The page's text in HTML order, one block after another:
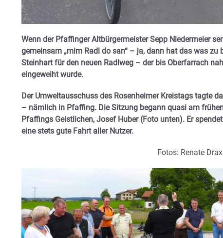
Wenn der Pfaffinger Altbürgermeister Sepp Niedermeier
gemeinsam „mim Radl do san“ – ja, dann hat das was zu
Steinhart für den neuen Radlweg – der bis Oberfarrach
eingeweiht wurde.
Der Umweltausschuss des Rosenheimer Kreistags tagte
– nämlich in Pfaffing. Die Sitzung begann quasi am
Pfaffings Geistlichen, Josef Huber (Foto unten). Er
eine stets gute Fahrt aller Nutzer.
Fotos: Renate Drax